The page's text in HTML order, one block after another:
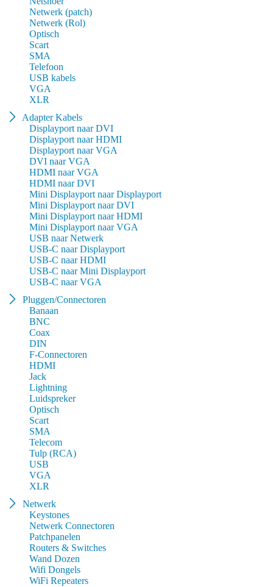
Netwerk (patch)
Netwerk (Rol)
Optisch
Scart
SMA
Telefoon
USB kabels
VGA
XLR
Adapter Kabels
Displayport naar DVI
Displayport naar HDMI
Displayport naar VGA
DVI naar VGA
HDMI naar VGA
HDMI naar DVI
Mini Displayport naar Displayport
Mini Displayport naar DVI
Mini Displayport naar HDMI
Mini Displayport naar VGA
USB naar Netwerk
USB-C naar Displayport
USB-C naar HDMI
USB-C naar Mini Displayport
USB-C naar VGA
Pluggen/Connectoren
Banaan
BNC
Coax
DIN
F-Connectoren
HDMI
Jack
Lightning
Luidspreker
Optisch
Scart
SMA
Telecom
Tulp (RCA)
USB
VGA
XLR
Netwerk
Keystones
Netwerk Connectoren
Patchpanelen
Routers & Switches
Wand Dozen
Wifi Dongels
WiFi Repeaters